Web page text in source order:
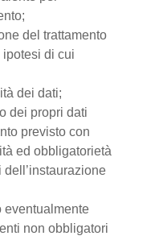
del trattamento
di cui
dei dati;
dei propri dati
previsto con
ed obbligatorietà
eventualmente
non obbligatori